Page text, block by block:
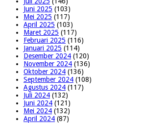
Juni 2025 (103)
Mei 2025 (117)
April 2025 (103)
Maret 2025 (117)
Februari 2025 (116)
Januari 2025 (114)
Desember 2024 (120)
November 2024 (136)
Oktober 2024 (136)
September 2024 (108)
Agustus 2024 (117)
Juli 2024 (132)
Juni 2024 (121)
Mei 2024 (132)
April 2024 (87)